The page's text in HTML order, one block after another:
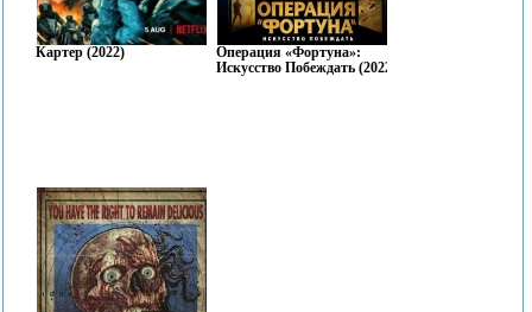
Картер (2022)
Операция «Фортуна»:
Искусство Побеждать (2022)